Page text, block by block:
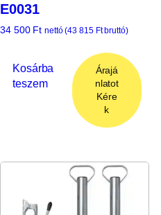
E0031
34 500 Ft nettó (43 815 Ftbruttó)
Kosárba
teszem
Árajá
nlatot
Kére
k